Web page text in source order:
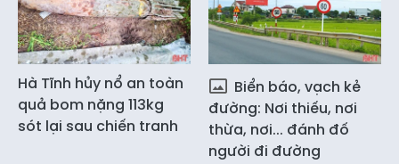
Hà Tĩnh hủy nổ an toàn
quả bom nặng 113kg
sót lại sau chiến tranh
Biển báo, vạch kẻ
đường: Nơi thiếu, nơi
thừa, nơi... đánh đố
người đi đường